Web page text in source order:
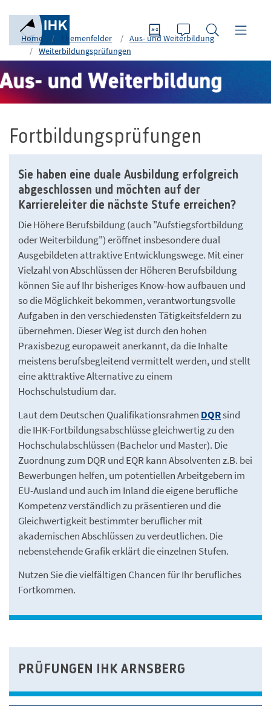
Home Themenfelder
Aus- und Weiterbildung
Weiterbildungsprüfungen
Fortbildungsprüfungen
Sie haben eine duale Ausbildung erfolgreich
abgeschlossen und möchten auf der
Karriereleiter die nächste Stufe erreichen?
Die Höhere Berufsbildung (auch "Aufstiegsfortbildung
oder Weiterbildung") eröffnet insbesondere dual
Ausgebildeten attraktive Entwicklungswege. Mit einer
Vielzahl von Abschlüssen der Höheren Berufsbildung
können Sie auf Ihr bisheriges Know-how aufbauen und
so die Möglichkeit bekommen, verantwortungsvolle
Aufgaben in den verschiedensten Tätigkeitsfeldern zu
übernehmen. Dieser Weg ist durch den hohen
Praxisbezug europaweit anerkannt, da die Inhalte
meistens berufsbegleitend vermittelt werden, und stellt
eine akttraktive Alternative zu einem
Hochschulstudium dar.
Laut dem Deutschen Qualifikationsrahmen DQRsind
die IHK-Fortbildungsabschlüsse gleichwertig zu den
Hochschulabschlüssen (Bachelor und Master). Die
Zuordnung zum DQR und EQR kann Absolventen z.B. bei
Bewerbungen helfen, um potentiellen Arbeitgebern im
EU-Ausland und auch im Inland die eigene berufliche
Kompetenz verständlich zu präsentieren und die
Gleichwertigkeit bestimmter beruflicher mit
akademischen Abschlüssen zu verdeutlichen. Die
nebenstehende Grafik erklärt die einzelnen Stufen.
Nutzen Sie die vielfältigen Chancen für Ihr berufliches
Fortkommen.
PRÜFUNGEN IHK ARNSBERG